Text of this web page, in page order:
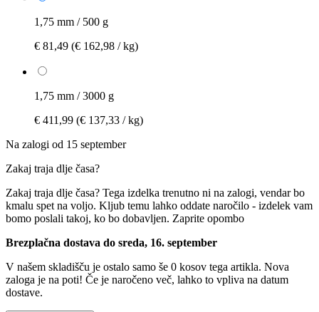
1,75 mm / 500 g
€ 81,49 (€ 162,98 / kg)
1,75 mm / 3000 g
€ 411,99 (€ 137,33 / kg)
Na zalogi od 15 september
Zakaj traja dlje časa?
Zakaj traja dlje časa? Tega izdelka trenutno ni na zalogi, vendar bo
kmalu spet na voljo. Kljub temu lahko oddate naročilo - izdelek vam
bomo poslali takoj, ko bo dobavljen. Zaprite opombo
Brezplačna dostava do sreda, 16. september
V našem skladišču je ostalo samo še 0 kosov tega artikla. Nova
zaloga je na poti! Če je naročeno več, lahko to vpliva na datum
dostave.